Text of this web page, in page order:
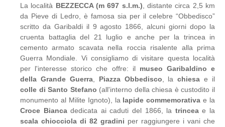
La località BEZZECCA (m 697 s.l.m.) , distante circa 2,5 km
da Pieve di Ledro, è famosa sia per il celebre “Obbedisco”
scritto da Garibaldi il 9 agosto 1866, alcuni giorni dopo la
cruenta battaglia del 21 luglio e anche per la trincea in
cemento armato scavata nella roccia risalente alla prima
Guerra Mondiale. Vi consigliamo di visitare questa località
per l'interesse storico che offre: il museo Garibaldino e
della Grande Guerra, Piazza Obbedisco , lachiesa e il
colle di Santo Stefano (all'interno della chiesa è custodito il
monumento al Milite Ignoto), la lapide commemorativa e la
Croce Biancadedicata ai caduti del 1866, la trinceae la
scala chiocciola di 82 gradini per raggiungere i vani che